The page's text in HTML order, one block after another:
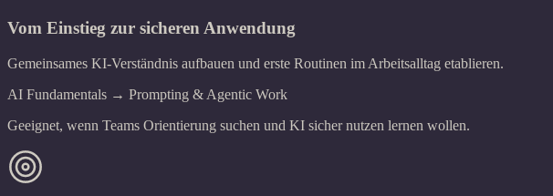
Vom Einstieg zur sicheren Anwendung
Gemeinsames KI-Verständnis aufbauen und erste Routinen im Arbeitsalltag etablieren.
AI Fundamentals → Prompting & Agentic Work
Geeignet, wenn Teams Orientierung suchen und KI sicher nutzen lernen wollen.